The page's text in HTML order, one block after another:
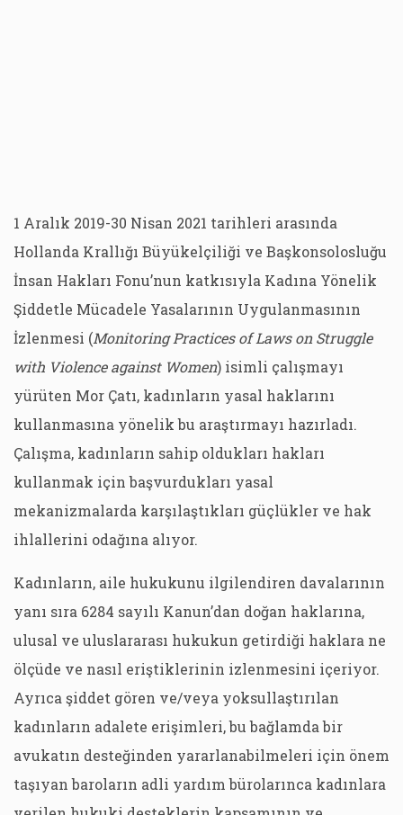
1 Aralık 2019-30 Nisan 2021 tarihleri arasında
Hollanda Krallığı Büyükelçiliği ve Başkonsolosluğu
İnsan Hakları Fonu’nun katkısıyla Kadına Yönelik
Şiddetle Mücadele Yasalarının Uygulanmasının
İzlenmesi (Monitoring Practices of Laws on Struggle
with Violence against Women) isimli çalışmayı
yürüten Mor Çatı, kadınların yasal haklarını
kullanmasına yönelik bu araştırmayı hazırladı.
Çalışma, kadınların sahip oldukları hakları
kullanmak için başvurdukları yasal
mekanizmalarda karşılaştıkları güçlükler ve hak
ihlallerini odağına alıyor.
Kadınların, aile hukukunu ilgilendiren davalarının
yanı sıra 6284 sayılı Kanun’dan doğan haklarına,
ulusal ve uluslararası hukukun getirdiği haklara ne
ölçüde ve nasıl eriştiklerinin izlenmesini içeriyor.
Ayrıca şiddet gören ve/veya yoksullaştırılan
kadınların adalete erişimleri, bu bağlamda bir
avukatın desteğinden yararlanabilmeleri için önem
taşıyan baroların adli yardım bürolarınca kadınlara